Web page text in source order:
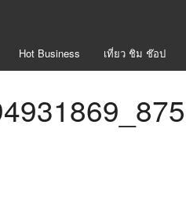
Hot Business เที่ยว ชิม ช๊อป